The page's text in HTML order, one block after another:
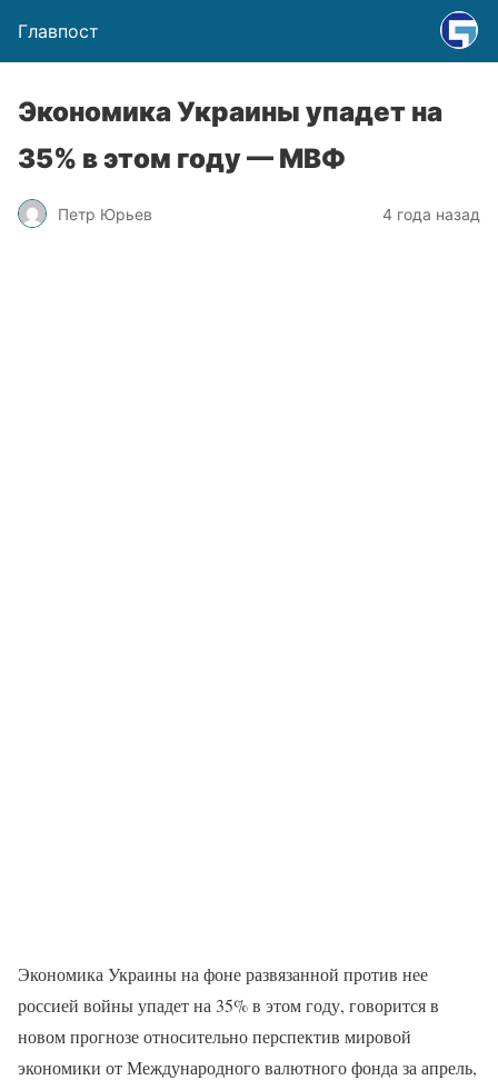
Главпост
Экономика Украины упадет на
35% в этом году — МВФ
Петр Юрьев 4 года назад
Экономика Украины на фоне развязанной против нее
россией войны упадет на 35% в этом году, говорится в
новом прогнозе относительно перспектив мировой
экономики от Международного валютного фонда за апрель,